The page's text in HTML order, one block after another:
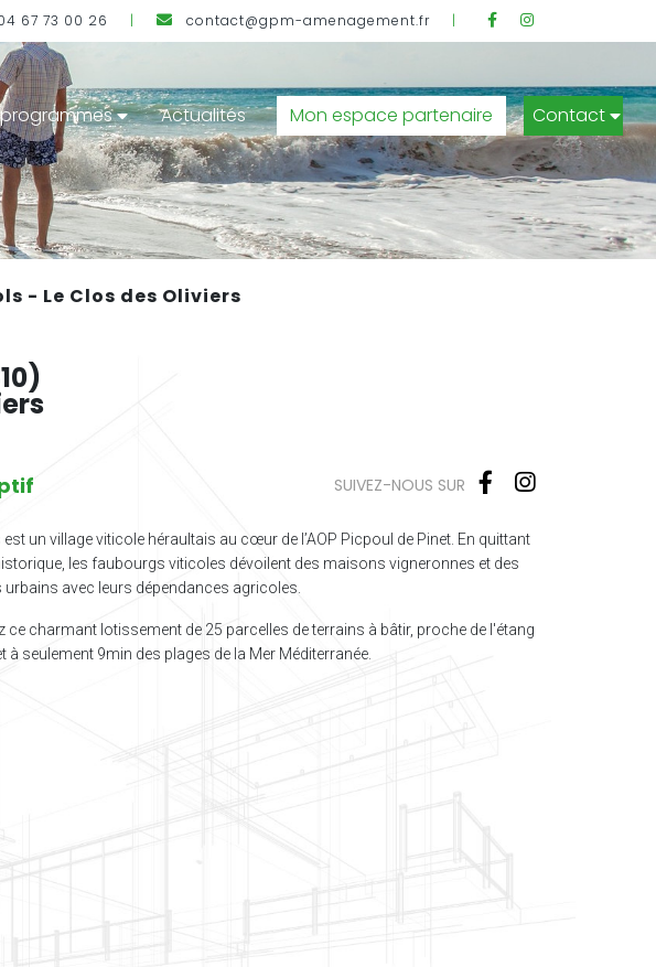
67 73 00 26 | contact@gpm-amenagement.fr | FacebookInstagram
Actualités Mon espace partenaire Contact
- Le Clos des Oliviers
SUIVEZ-NOUS SUR FacebookInstagram
un village viticole héraultais au cœur de l’AOP Picpoul de Pinet. En quittant
les faubourgs viticoles dévoilent des maisons vigneronnes et des
urbains avec leurs dépendances agricoles.
ce charmant lotissement de 25 parcelles de terrains à bâtir, proche de l'étang
à seulement 9min des plages de la Mer Méditerranée.